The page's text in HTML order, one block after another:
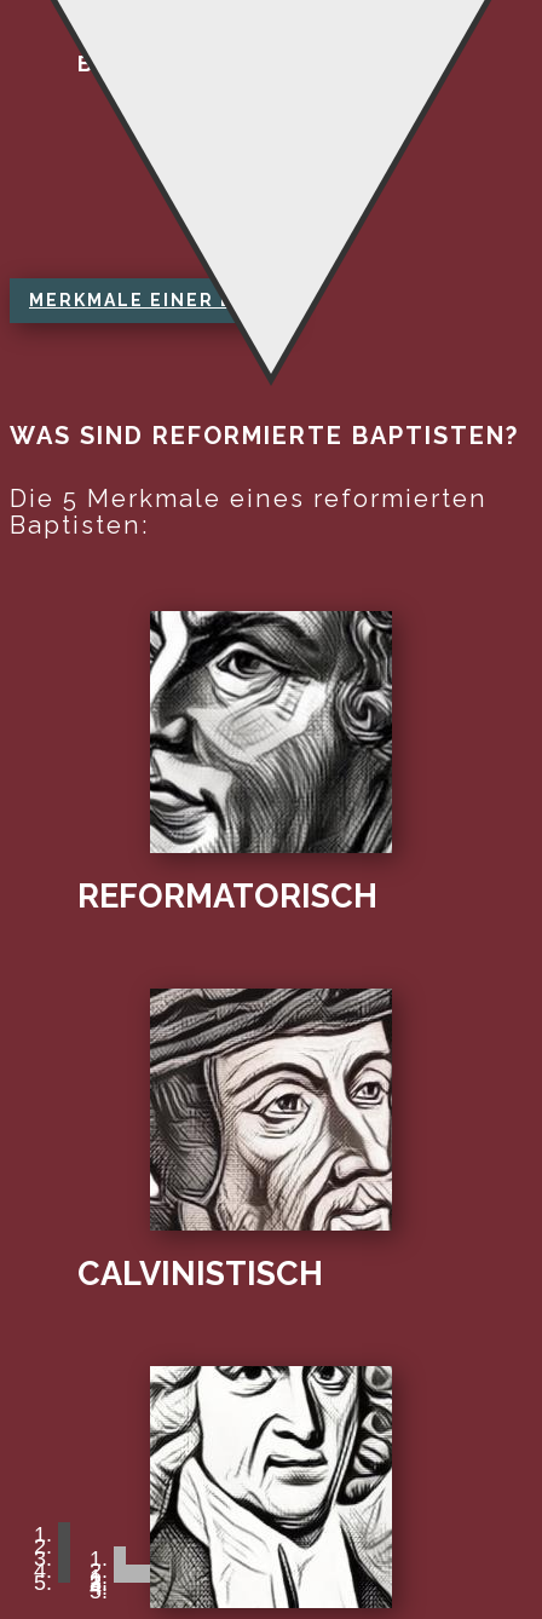
BAPTISTISCH
MERKMALE EINER ERB
WAS SIND REFORMIERTE BAPTISTEN?
Die 5 Merkmale eines reformierten
Baptisten:
REFORMATORISCH
CALVINISTISCH